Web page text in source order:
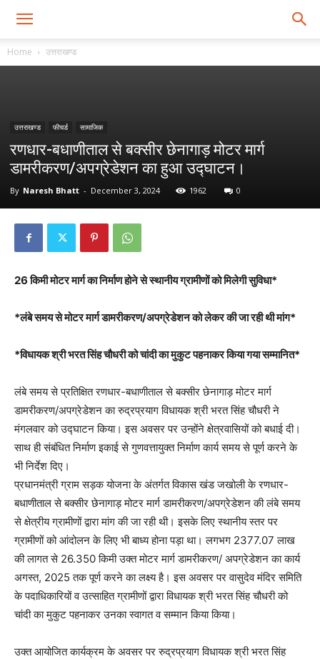
Home उत्तराखण्ड
उत्तराखण्ड फीचर्ड सामाजिक
रणधार-बधाणीताल से बक्सीर छेनागाड़ मोटर मार्ग
डामरीकरण/अपग्रेडेशन का हुआ उद्घाटन।
By Naresh Bhatt - December 3, 2024 1962 0
26 किमी मोटर मार्ग का निर्माण होने से स्थानीय ग्रामीणों को मिलेगी सुविधा*
*लंबे समय से मोटर मार्ग डामरीकरण/अपग्रेडेशन को लेकर की जा रही थी मांग*
*विधायक श्री भरत सिंह चौधरी को चांदी का मुकुट पहनाकर किया गया सम्मानित*
लंबे समय से प्रतिक्षित रणधार-बधाणीताल से बक्सीर छेनागाड़ मोटर मार्ग
डामरीकरण/अपग्रेडेशन का रुद्रप्रयाग विधायक श्री भरत सिंह चौधरी ने
मंगलवार को उद्घाटन किया। इस अवसर पर उन्होंने क्षेत्रवासियों को बधाई दी।
साथ ही संबंधित निर्माण इकाई से गुणवत्तायुक्त निर्माण कार्य समय से पूर्ण करने के
भी निर्देश दिए।
प्रधानमंत्री ग्राम सड़क योजना के अंतर्गत विकास खंड जखोली के रणधार-
बधाणीताल से बक्सीर छेनागाड़ मोटर मार्ग डामरीकरण/अपग्रेडेशन की लंबे समय
से क्षेत्रीय ग्रामीणों द्वारा मांग की जा रही थी। इसके लिए स्थानीय स्तर पर
ग्रामीणों को आंदोलन के लिए भी बाध्य होना पड़ा था। लगभग 2377.07 लाख
की लागत से 26.350 किमी उक्त मोटर मार्ग डामरीकरण/ अपग्रेडेशन का कार्य
अगस्त, 2025 तक पूर्ण करने का लक्ष्य है। इस अवसर पर वासुदेव मंदिर समिति
के पदाधिकारियों व उत्साहित ग्रामीणों द्वारा विधायक श्री भरत सिंह चौधरी को
चांदी का मुकुट पहनाकर उनका स्वागत व सम्मान किया किया।
उक्त आयोजित कार्यक्रम के अवसर पर रुद्रप्रयाग विधायक श्री भरत सिंह